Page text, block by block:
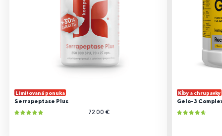
Limitovaná ponuka
Serrapeptase Plus
72.00 €
Kĺby a chrupavky
Gelo-3